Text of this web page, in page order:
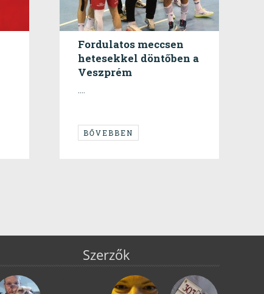
Fordulatos meccsen
hetesekkel döntőben a
Veszprém
BŐVEBBEN
Szerzők